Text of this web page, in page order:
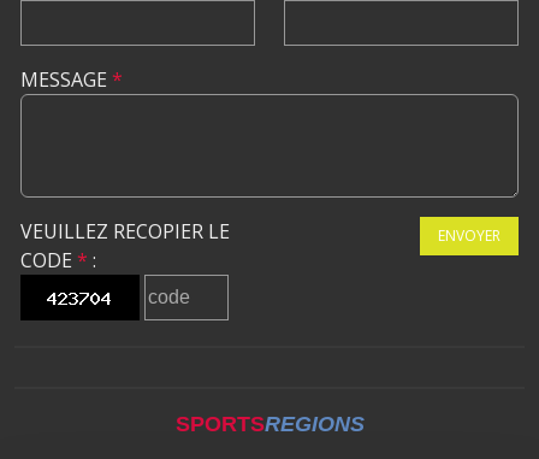
MESSAGE *
VEUILLEZ RECOPIER LE
CODE * :
ENVOYER
SPORTSREGIONS